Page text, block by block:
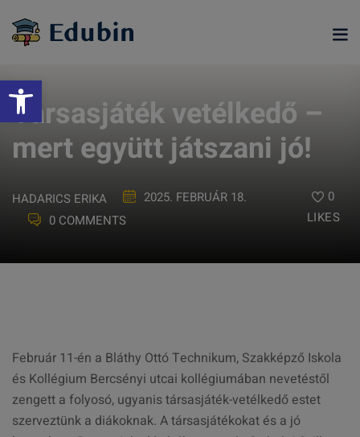
Eszköztár megnyitása
content
Társasjáték vetélkedő –
mert együtt játszani jó!
HADARICS ERIKA
2025. FEBRUÁR 18.
0 COMMENTS
0
LIKES
Február 11-én a Bláthy Ottó Technikum, Szakképző Iskola
és Kollégium Bercsényi utcai kollégiumában nevetéstől
zengett a folyosó, ugyanis társasjáték-vetélkedő estet
szerveztünk a diákoknak. A társasjátékokat és a jó